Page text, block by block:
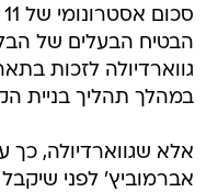
הבטיח הבעלים של
גווארדיולה לזכות
במהלך תהליך בניית
אלא שגווארדיולה, כך
אברמוביץ' לפני